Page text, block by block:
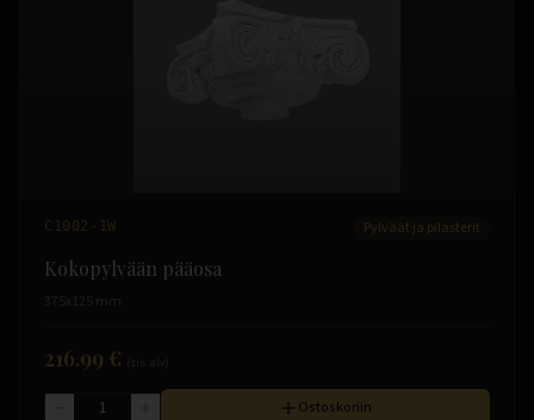
C1002-1W Pylväät ja pilasterit
Kokopylvään pääosa
375x125 mm
216.99 €
Ostoskoriin